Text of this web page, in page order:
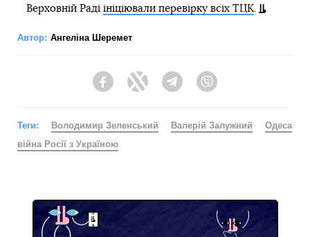
Верховній Раді ініціювали перевірку всіх ТЦК.
Автор: Ангеліна Шеремет
FacebookTwitter Telegram
Теги: Володимир Зеленський Валерій Залужний
Одеса
війна Росії з Україною